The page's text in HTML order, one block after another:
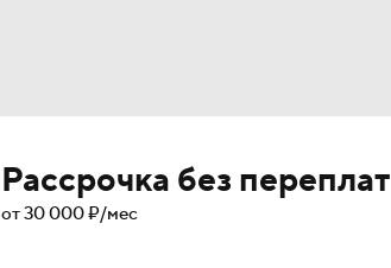
Рассрочка без переплат
от 30 000 ₽/мес